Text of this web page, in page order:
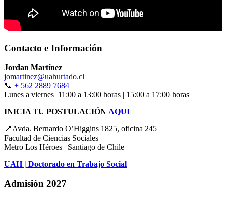
Contacto e Información
Jordan Martínez
jomartinez@uahurtado.cl
📞 + 562 2889 7684
Lunes a viernes 11:00 a 13:00 horas | 15:00 a 17:00 horas
INICIA TU POSTULACIÓN AQUI
📍Avda. Bernardo O’Higgins 1825, oficina 245
Facultad de Ciencias Sociales
Metro Los Héroes | Santiago de Chile
UAH | Doctorado en Trabajo Social
Admisión 2027